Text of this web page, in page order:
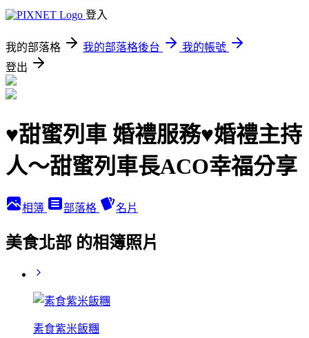
登入
我的部落格 我的部落格後台
我的帳號
登出
♥甜蜜列車 婚禮服務♥婚禮主持
人～甜蜜列車長ACO幸福分享
相簿 部落格 名片
美食北部 的相簿照片
素食紫米飯糰